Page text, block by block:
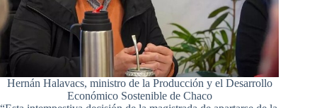
Hernán Halavacs, ministro de la Producción y el Desarrollo
Económico Sostenible de Chaco